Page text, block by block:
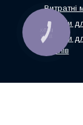
Витратні
Засоби
Засоби
меблів
КНОПКА
ЗВ'ЯЗКУ